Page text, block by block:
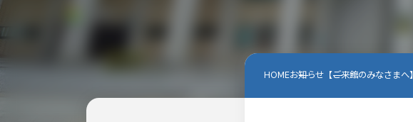
HOMEお知らせ【ご来館のみなさまへ】